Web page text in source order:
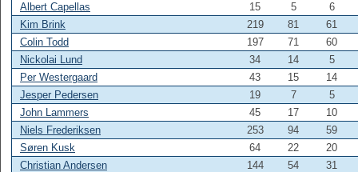
Albert Capellas
15 5
6
Kim Brink
219 81
61
Colin Todd
197 71
60
Nickolai Lund
34 14
5
Per Westergaard
43 15
14
Jesper Pedersen
19 7
5
John Lammers
45 17
10
Niels Frederiksen
253 94
59
Søren Kusk
64 22
20
Christian Andersen
144 54
31